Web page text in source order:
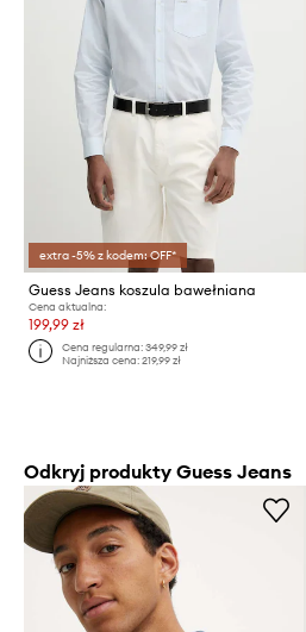
extra -5% z kodem: OFF*
Guess Jeans koszula bawełniana
Cena aktualna:
199,99 zł
Cena regularna:349,99 zł
Najniższa cena:219,99 zł
Odkryj produkty Guess Jeans